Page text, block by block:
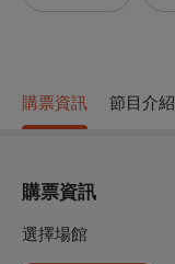
購票資訊 節目介紹
購票資訊
選擇場館